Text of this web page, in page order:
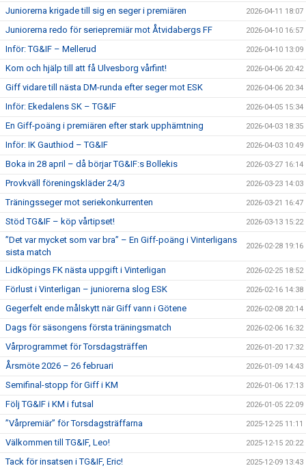
Juniorerna krigade till sig en seger i premiären 2026-04-11 18:07
Juniorerna redo för seriepremiär mot Åtvidabergs FF 2026-04-10 16:57
Inför: TG&IF – Mellerud 2026-04-10 13:09
Kom och hjälp till att få Ulvesborg vårfint! 2026-04-06 20:42
Giff vidare till nästa DM-runda efter seger mot ESK 2026-04-06 20:34
Inför: Ekedalens SK – TG&IF 2026-04-05 15:34
En Giff-poäng i premiären efter stark upphämtning 2026-04-03 18:35
Inför: IK Gauthiod – TG&IF 2026-04-03 10:49
Boka in 28 april – då börjar TG&IF:s Bollekis 2026-03-27 16:14
Provkväll föreningskläder 24/3 2026-03-23 14:03
Träningsseger mot seriekonkurrenten 2026-03-21 16:47
Stöd TG&IF – köp vårtipset! 2026-03-13 15:22
”Det var mycket som var bra” – En Giff-poäng i Vinterligans
sista match
2026-02-28 19:16
Lidköpings FK nästa uppgift i Vinterligan 2026-02-25 18:52
Förlust i Vinterligan – juniorerna slog ESK 2026-02-16 14:38
Gegerfelt ende målskytt när Giff vann i Götene 2026-02-08 20:14
Dags för säsongens första träningsmatch 2026-02-06 16:32
Vårprogrammet för Torsdagsträffen 2026-01-20 17:32
Årsmöte 2026 – 26 februari 2026-01-09 14:43
Semifinal-stopp för Giff i KM 2026-01-06 17:13
Följ TG&IF i KM i futsal 2026-01-05 22:09
”Vårpremiär” för Torsdagsträffarna 2025-12-25 11:11
Välkommen till TG&IF, Leo! 2025-12-15 20:22
Tack för insatsen i TG&IF, Eric! 2025-12-09 13:43